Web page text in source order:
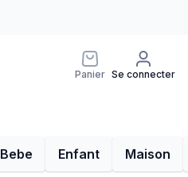
Panier Se connecter
Bebe Enfant Maison